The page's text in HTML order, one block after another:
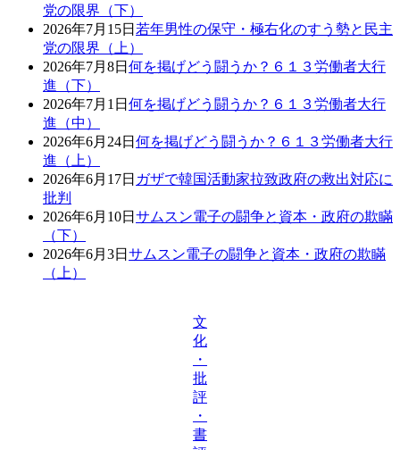
党の限界（下）
2026年7月15日 若年男性の保守・極右化のすう勢と民主
党の限界（上）
2026年7月8日 何を掲げどう闘うか？６１３労働者大行
進（下）
2026年7月1日 何を掲げどう闘うか？６１３労働者大行
進（中）
2026年6月24日 何を掲げどう闘うか？６１３労働者大行
進（上）
2026年6月17日 ガザで韓国活動家拉致政府の救出対応に
批判
2026年6月10日 サムスン電子の闘争と資本・政府の欺瞞
（下）
2026年6月3日 サムスン電子の闘争と資本・政府の欺瞞
（上）
文
化
・
批
評
・
書